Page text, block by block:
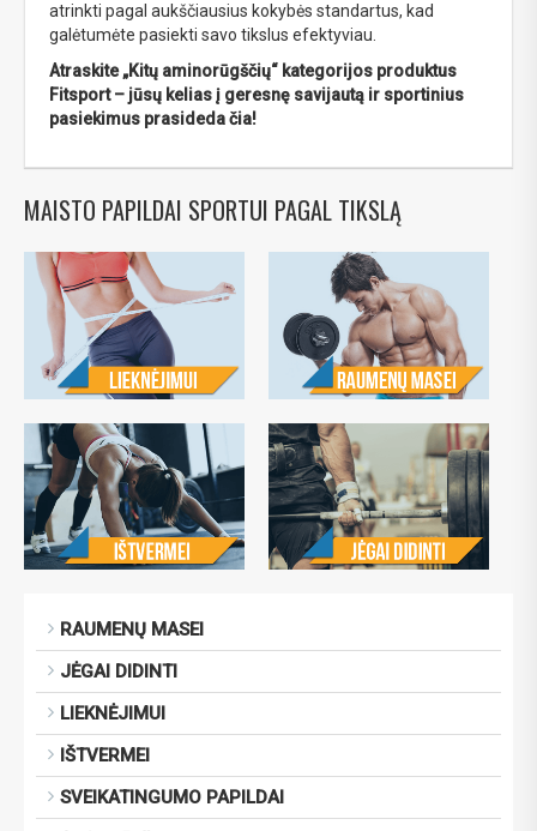
atrinkti pagal aukščiausius kokybės standartus, kad
galėtumėte pasiekti savo tikslus efektyviau.
Atraskite „Kitų aminorūgščių“ kategorijos produktus
Fitsport – jūsų kelias į geresnę savijautą ir sportinius
pasiekimus prasideda čia!
MAISTO PAPILDAI SPORTUI PAGAL TIKSLĄ
RAUMENŲ MASEI
JĖGAI DIDINTI
LIEKNĖJIMUI
IŠTVERMEI
SVEIKATINGUMO PAPILDAI